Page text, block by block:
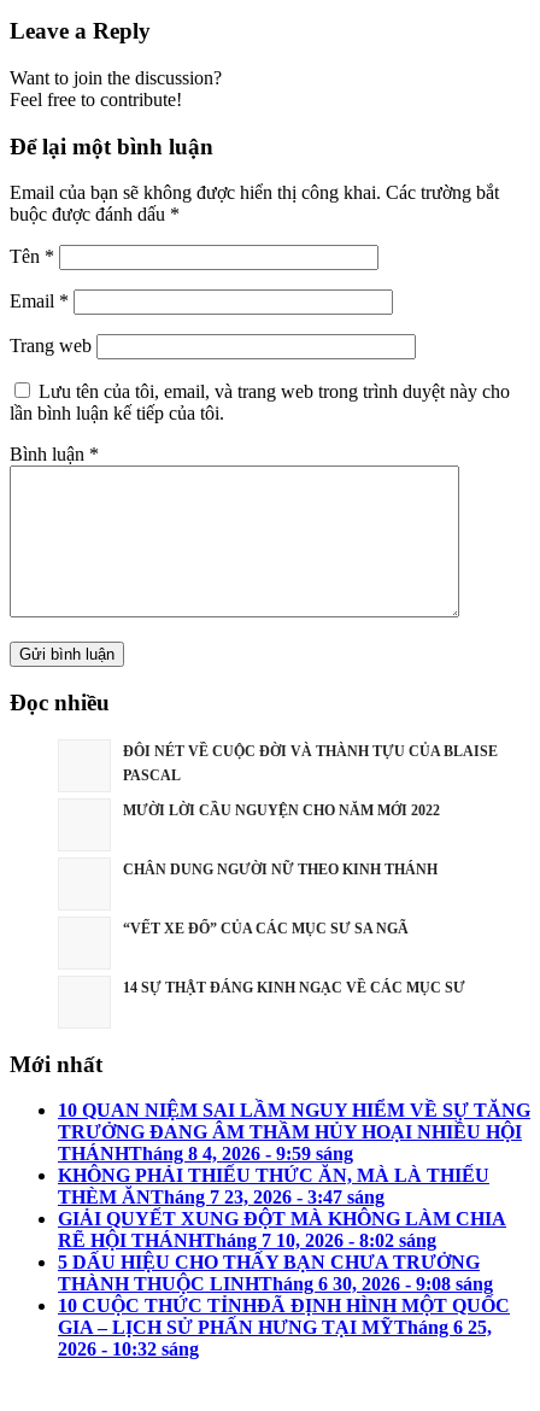
Leave a Reply
Want to join the discussion?
Feel free to contribute!
Để lại một bình luận
Email của bạn sẽ không được hiển thị công khai. Các trường bắt
buộc được đánh dấu *
Tên *
Email *
Trang web
Lưu tên của tôi, email, và trang web trong trình duyệt này cho
lần bình luận kế tiếp của tôi.
Bình luận *
Đọc nhiều
ĐÔI NÉT VỀ CUỘC ĐỜI VÀ THÀNH TỰU CỦA BLAISE
PASCAL
MƯỜI LỜI CẦU NGUYỆN CHO NĂM MỚI 2022
CHÂN DUNG NGƯỜI NỮ THEO KINH THÁNH
“VẾT XE ĐỔ” CỦA CÁC MỤC SƯ SA NGÃ
14 SỰ THẬT ĐÁNG KINH NGẠC VỀ CÁC MỤC SƯ
Mới nhất
10 QUAN NIỆM SAI LẦM NGUY HIỂM VỀ SỰ TĂNG
TRƯỞNG ĐANG ÂM THẦM HỦY HOẠI NHIỀU HỘI
THÁNHTháng 8 4, 2026 - 9:59 sáng
KHÔNG PHẢI THIẾU THỨC ĂN, MÀ LÀ THIẾU
THÈM ĂNTháng 7 23, 2026 - 3:47 sáng
GIẢI QUYẾT XUNG ĐỘT MÀ KHÔNG LÀM CHIA
RẼ HỘI THÁNHTháng 7 10, 2026 - 8:02 sáng
5 DẤU HIỆU CHO THẤY BẠN CHƯA TRƯỞNG
THÀNH THUỘC LINHTháng 6 30, 2026 - 9:08 sáng
10 CUỘC THỨC TỈNHĐÃ ĐỊNH HÌNH MỘT QUỐC
GIA – LỊCH SỬ PHẤN HƯNG TẠI MỸTháng 6 25,
2026 - 10:32 sáng